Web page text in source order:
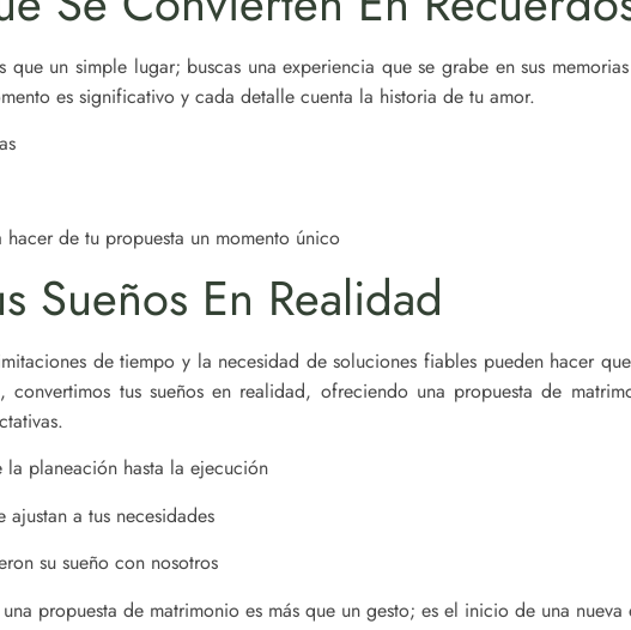
que un simple lugar; buscas una experiencia que se grabe en sus
es significativo y cada detalle cuenta la historia de tu amor.
de tu propuesta un momento único
Sueños En Realidad
de tiempo y la necesidad de soluciones fiables pueden hacer
tus sueños en realidad, ofreciendo una propuesta de
planeación hasta la ejecución
a tus necesidades
su sueño con nosotros
propuesta de matrimonio es más que un gesto; es el inicio de una